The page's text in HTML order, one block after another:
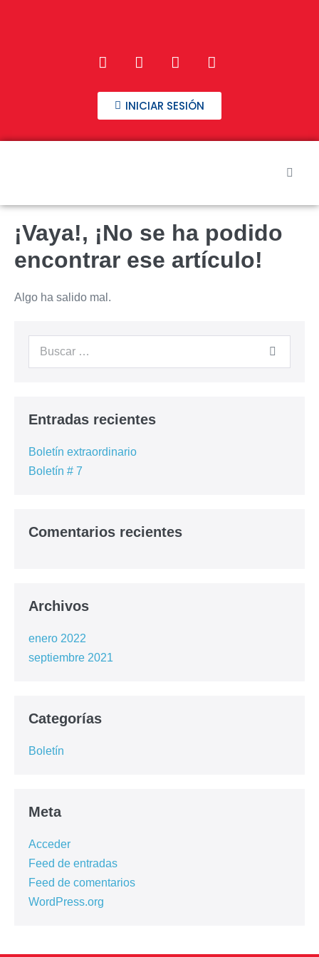
INICIAR SESIÓN
Inicio
Nuestros Cursos
Contacto
¡Vaya!, ¡No se ha podido
encontrar ese artículo!
Algo ha salido mal.
Entradas recientes
Boletín extraordinario
Boletín # 7
Comentarios recientes
Archivos
enero 2022
septiembre 2021
Categorías
Boletín
Meta
Acceder
Feed de entradas
Feed de comentarios
WordPress.org